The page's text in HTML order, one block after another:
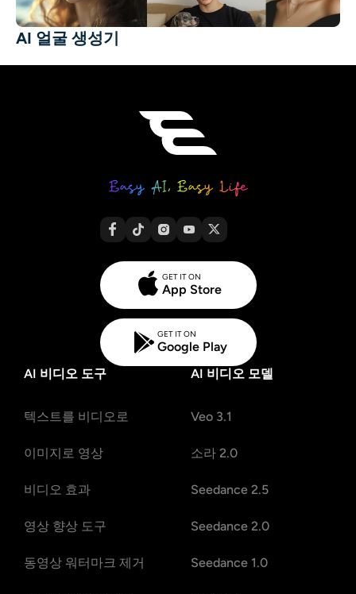
AI 얼굴 생성기
GET IT ON
App Store
GET IT ON
Google Play
AI 비디오 도구
텍스트를 비디오로
이미지로 영상
비디오 효과
영상 향상 도구
동영상 워터마크 제거
AI 비디오 모델
Veo 3.1
소라 2.0
Seedance 2.5
Seedance 2.0
Seedance 1.0